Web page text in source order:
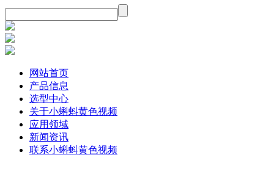
网站首页
产品信息
选型中心
关于小蝌蚪黄色视频
应用领域
新闻资讯
联系小蝌蚪黄色视频